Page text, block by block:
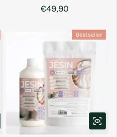
Normale prijs
€49,90
Bestseller